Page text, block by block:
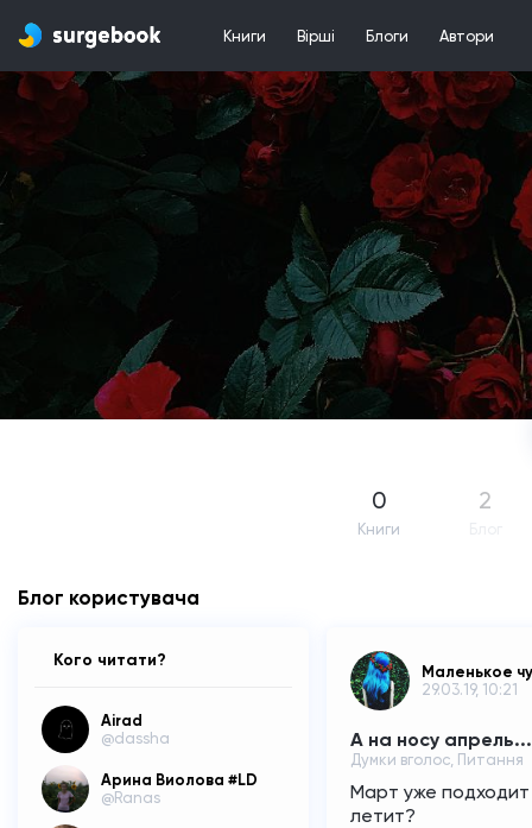
Книги Вірші Блоги Автори
0
Книги
2
Блог користувача
Кого читати?
Airad
@dassha
Арина Виолова #LD
@Ranas
Маленькое
29.03.19, 10:21
А на носу апрель...
Думки вголос, Питання
Март уже
летит?